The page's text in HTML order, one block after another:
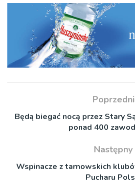
Poprzedni
Będą biegać nocą przez Stary
ponad 400
Następny
Wspinacze z tarnowskich
Pucharu